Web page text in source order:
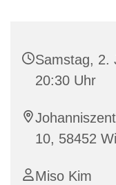
Samstag, 2.
20:30 Uhr
10, 58452
Miso Kim